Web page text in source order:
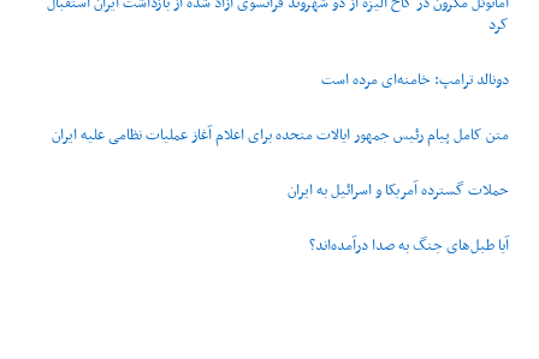
کرد
دونالد ترامپ: خامنه‌ای مرده است
متن کامل پیام رئیس جمهور ایالات متحده برای اعلام آغاز عملیات نظامی علیه ایران
حملات گسترده آمریکا و اسرائیل به ایران
آیا طبل‌های جنگ به صدا درآمده‌اند؟